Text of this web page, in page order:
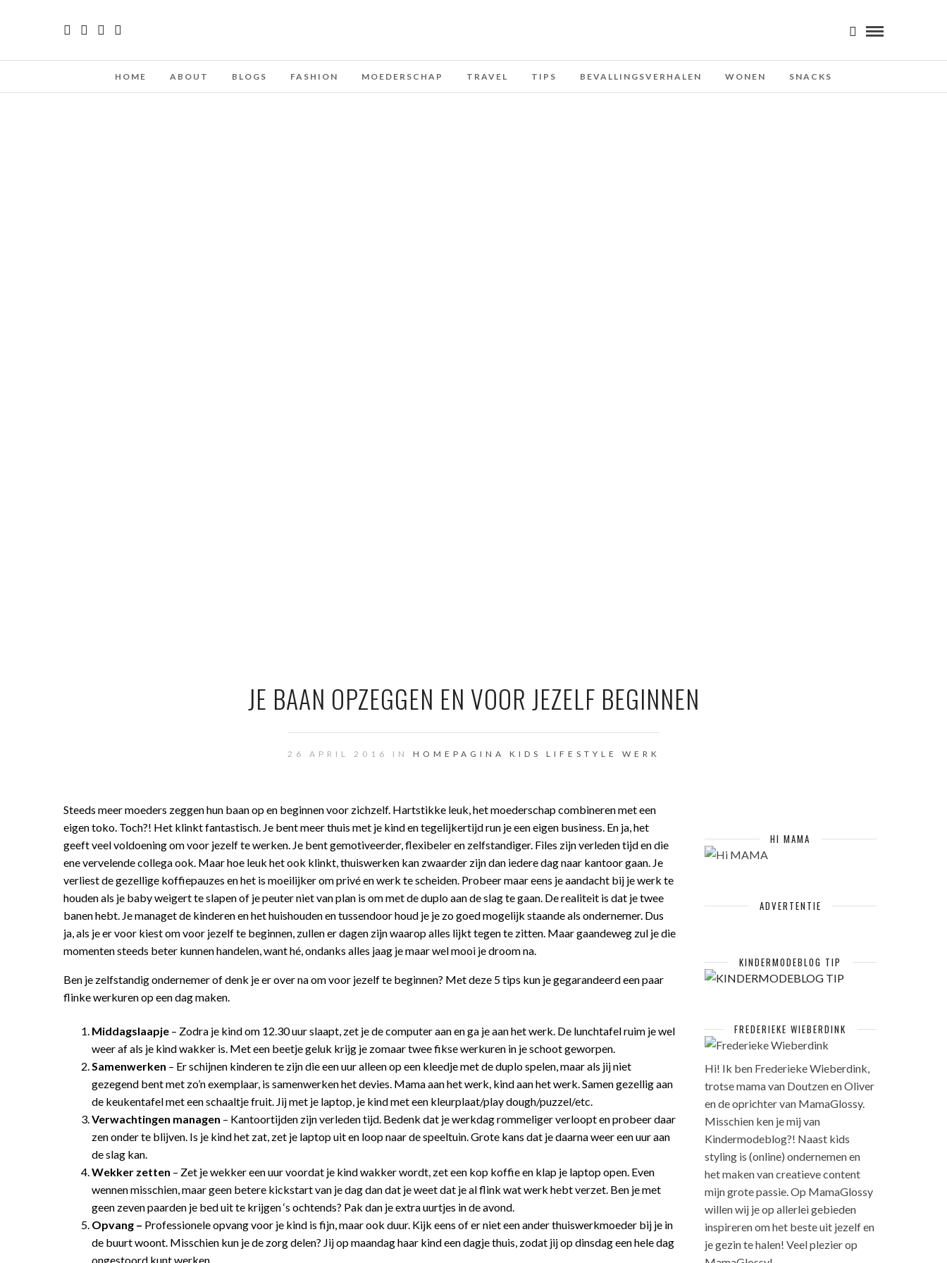
HOME ABOUT BLOGS FASHION MOEDERSCHAP TRAVEL TIPS BEVALLINGSVERHALEN WONEN SNACKS
JE BAAN OPZEGGEN EN VOOR JEZELF BEGINNEN
26 APRIL 2016 IN HOMEPAGINA KIDS LIFESTYLE WERK
Steeds meer moeders zeggen hun baan op en beginnen voor zichzelf. Hartstikke leuk, het moederschap combineren met een
eigen toko. Toch?! Het klinkt fantastisch. Je bent meer thuis met je kind en tegelijkertijd run je een eigen business. En ja, het
geeft veel voldoening om voor jezelf te werken. Je bent gemotiveerder, flexibeler en zelfstandiger. Files zijn verleden tijd en die
ene vervelende collega ook. Maar hoe leuk het ook klinkt, thuiswerken kan zwaarder zijn dan iedere dag naar kantoor gaan. Je
verliest de gezellige koffiepauzes en het is moeilijker om privé en werk te scheiden. Probeer maar eens je aandacht bij je werk te
houden als je baby weigert te slapen of je peuter niet van plan is om met de duplo aan de slag te gaan. De realiteit is dat je twee
banen hebt. Je managet de kinderen en het huishouden en tussendoor houd je je zo goed mogelijk staande als ondernemer. Dus
ja, als je er voor kiest om voor jezelf te beginnen, zullen er dagen zijn waarop alles lijkt tegen te zitten. Maar gaandeweg zul je die
momenten steeds beter kunnen handelen, want hé, ondanks alles jaag je maar wel mooi je droom na.
Ben je zelfstandig ondernemer of denk je er over na om voor jezelf te beginnen? Met deze 5 tips kun je gegarandeerd een paar
flinke werkuren op een dag maken.
Middagslaapje – Zodra je kind om 12.30 uur slaapt, zet je de computer aan en ga je aan het werk. De lunchtafel ruim je wel
weer af als je kind wakker is. Met een beetje geluk krijg je zomaar twee fikse werkuren in je schoot geworpen.
Samenwerken – Er schijnen kinderen te zijn die een uur alleen op een kleedje met de duplo spelen, maar als jij niet
gezegend bent met zo’n exemplaar, is samenwerken het devies. Mama aan het werk, kind aan het werk. Samen gezellig aan
de keukentafel met een schaaltje fruit. Jij met je laptop, je kind met een kleurplaat/play dough/puzzel/etc.
Verwachtingen managen – Kantoortijden zijn verleden tijd. Bedenk dat je werkdag rommeliger verloopt en probeer daar
zen onder te blijven. Is je kind het zat, zet je laptop uit en loop naar de speeltuin. Grote kans dat je daarna weer een uur aan
de slag kan.
Wekker zetten – Zet je wekker een uur voordat je kind wakker wordt, zet een kop koffie en klap je laptop open. Even
wennen misschien, maar geen betere kickstart van je dag dan dat je weet dat je al flink wat werk hebt verzet. Ben je met
geen zeven paarden je bed uit te krijgen ‘s ochtends? Pak dan je extra uurtjes in de avond.
Opvang – Professionele opvang voor je kind is fijn, maar ook duur. Kijk eens of er niet een ander thuiswerkmoeder bij je in
de buurt woont. Misschien kun je de zorg delen? Jij op maandag haar kind een dagje thuis, zodat jij op dinsdag een hele dag
ongestoord kunt werken.
HI MAMA
ADVERTENTIE
KINDERMODEBLOG TIP
FREDERIEKE WIEBERDINK
Hi! Ik ben Frederieke Wieberdink,
trotse mama van Doutzen en Oliver
en de oprichter van MamaGlossy.
Misschien ken je mij van
Kindermodeblog?! Naast kids
styling is (online) ondernemen en
het maken van creatieve content
mijn grote passie. Op MamaGlossy
willen wij je op allerlei gebieden
inspireren om het beste uit jezelf en
je gezin te halen! Veel plezier op